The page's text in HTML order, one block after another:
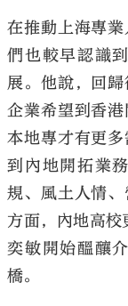
在推動上海專
們也較早認識
展。他說，回
企業希望到香
本地專才有更
到內地開拓業
規、風土人情
方面，內地高
奕敏開始醞釀
橋。